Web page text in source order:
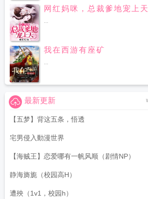
网红妈咪，总裁爹地宠上天
...
我在西游有座矿
...
最新更新
【五梦】背这五条，悟透
宅男侵入動漫世界
【海贼王】恋爱哪有一帆风顺（剧情NP）
静海旖旎（校园高H）
遭殃（1v1，校园h）